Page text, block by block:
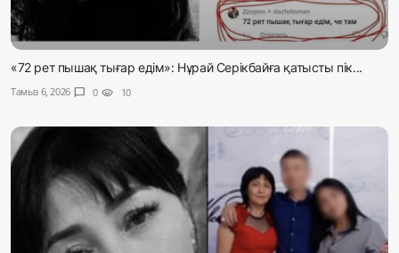
«72 рет пышақ тығар едім»: Нұрай Серікбайға қатысты пік...
Тамыз 6, 2026 chat_bubble 0 visibility 10